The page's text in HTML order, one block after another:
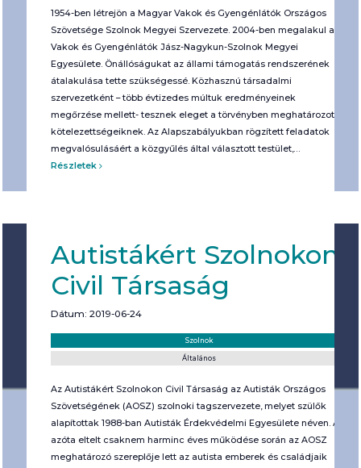
1954-ben létrejön a Magyar Vakok és Gyengénlátók Országos
Szövetsége Szolnok Megyei Szervezete. 2004-ben megalakul a
Vakok és Gyengénlátók Jász-Nagykun-Szolnok Megyei
Egyesülete. Önállóságukat az állami támogatás rendszerének
átalakulása tette szükségessé. Közhasznú társadalmi
szervezetként – több évtizedes múltuk eredményeinek
megőrzése mellett- tesznek eleget a törvényben meghatározott
kötelezettségeiknek. Az Alapszabályukban rögzített feladatok
megvalósulásáért a közgyűlés által választott testület,…
Részletek
Autistákért Szolnokon
Civil Társaság
Dátum: 2019-06-24
Szolnok
Általános
Az Autistákért Szolnokon Civil Társaság az Autisták Országos
Szövetségének (AOSZ) szolnoki tagszervezete, melyet szülők
alapítottak 1988-ban Autisták Érdekvédelmi Egyesülete néven. Az
azóta eltelt csaknem harminc éves működése során az AOSZ
meghatározó szereplője lett az autista emberek és családjaik